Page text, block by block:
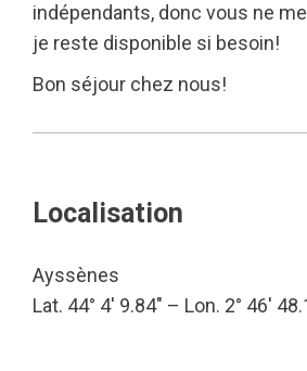
indépendants, donc vous ne
je reste disponible si besoin!
Bon séjour chez nous!
Localisation
Ayssènes
Lat. 44° 4′ 9.84″ – Lon. 2° 46′